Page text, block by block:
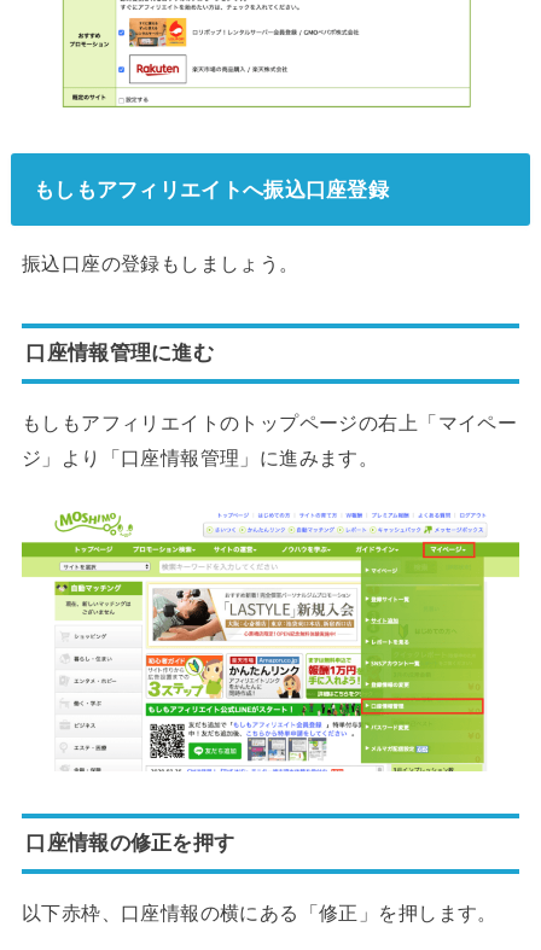
もしもアフィリエイトへ振込口座登録
振込口座の登録もしましょう。
口座情報管理に進む
もしもアフィリエイトのトップページの右上「マイペー
ジ」より「口座情報管理」に進みます。
口座情報の修正を押す
以下赤枠、口座情報の横にある「修正」を押します。